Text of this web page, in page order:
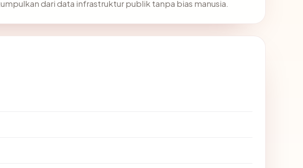
dari data infrastruktur publik tanpa bias manusia.